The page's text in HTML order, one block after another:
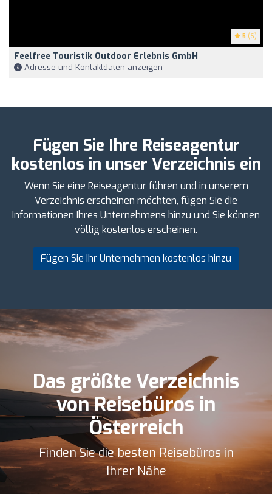
5 (6)
Feelfree Touristik Outdoor Erlebnis GmbH
Adresse und Kontaktdaten anzeigen
Fügen Sie Ihre Reiseagentur
kostenlos in unser Verzeichnis ein
Wenn Sie eine Reiseagentur führen und in unserem
Verzeichnis erscheinen möchten, fügen Sie die
Informationen Ihres Unternehmens hinzu und Sie können
völlig kostenlos erscheinen.
Fügen Sie Ihr Unternehmen kostenlos hinzu
Das größte Verzeichnis
von Reisebüros in
Österreich
Finden Sie die besten Reisebüros in
Ihrer Nähe